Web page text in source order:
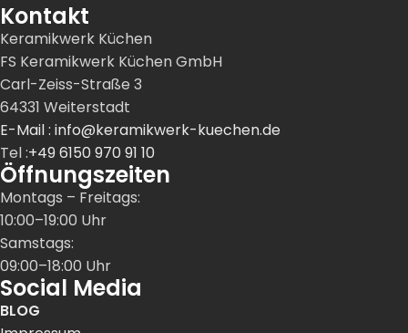
Kontakt
Keramikwerk Küchen
FS Keramikwerk Küchen GmbH
Carl-Zeiss-Straße 3
64331 Weiterstadt
E-Mail : info@keramikwerk-kuechen.de
Tel :+49 6150 970 91 10
Öffnungszeiten
Montags – Freitags:
10:00–19:00 Uhr
Samstags:
09:00–18:00 Uhr
Social Media
BLOG